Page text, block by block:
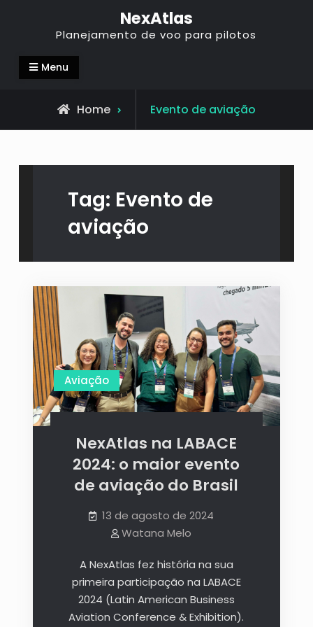
NexAtlas
Planejamento de voo para pilotos
Menu
Home Evento de aviação
Tag: Evento de
aviação
Aviação
NexAtlas na LABACE
2024: o maior evento
de aviação do Brasil
13 de agosto de 2024
Watana Melo
A NexAtlas fez história na sua
primeira participação na LABACE
2024 (Latin American Business
Aviation Conference & Exhibition).